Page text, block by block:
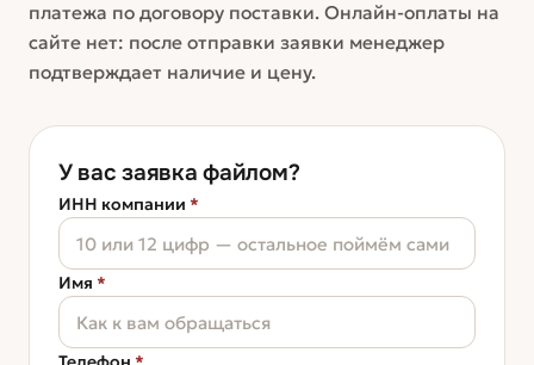
платежа по договору поставки. Онлайн-оплаты на
сайте нет: после отправки заявки менеджер
подтверждает наличие и цену.
У вас заявка файлом?
ИНН компании *
Имя *